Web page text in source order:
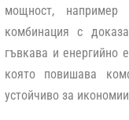
мощност,
комбинация с
гъвкава и енергийно
която повишава
устойчиво за